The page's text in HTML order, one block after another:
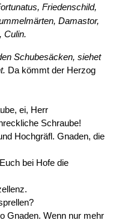
Friedenschild,
Damastor,
Culin.
Schubesäcken, siehet
Da kömmt der Herzog
ei, Herr
Schraube!
Hochgräfl. Gnaden, die
bei Hofe die
Gnaden. Wenn nur mehr